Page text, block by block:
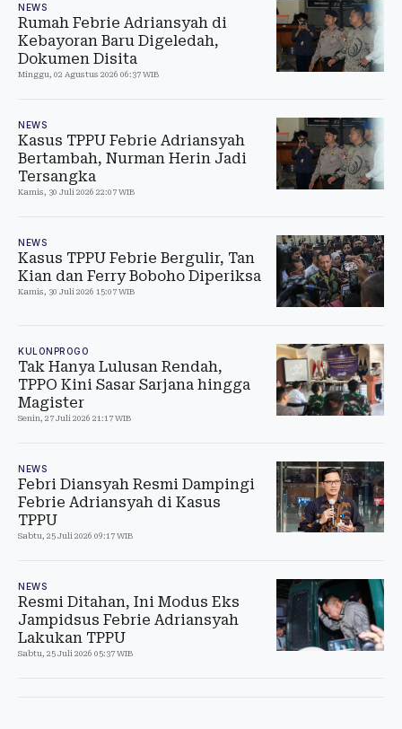
NEWS
Rumah Febrie Adriansyah di
Kebayoran Baru Digeledah,
Dokumen Disita
Minggu, 02 Agustus 2026 06:37 WIB
NEWS
Kasus TPPU Febrie Adriansyah
Bertambah, Nurman Herin Jadi
Tersangka
Kamis, 30 Juli 2026 22:07 WIB
NEWS
Kasus TPPU Febrie Bergulir, Tan
Kian dan Ferry Boboho Diperiksa
Kamis, 30 Juli 2026 15:07 WIB
KULONPROGO
Tak Hanya Lulusan Rendah,
TPPO Kini Sasar Sarjana hingga
Magister
Senin, 27 Juli 2026 21:17 WIB
NEWS
Febri Diansyah Resmi Dampingi
Febrie Adriansyah di Kasus
TPPU
Sabtu, 25 Juli 2026 09:17 WIB
NEWS
Resmi Ditahan, Ini Modus Eks
Jampidsus Febrie Adriansyah
Lakukan TPPU
Sabtu, 25 Juli 2026 05:37 WIB